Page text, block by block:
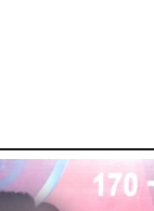
2026,